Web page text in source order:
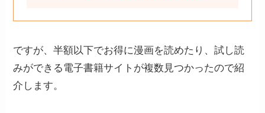
ですが、半額以下でお得に漫画を読めたり、試し読
みができる電子書籍サイトが複数見つかったので紹
介します。